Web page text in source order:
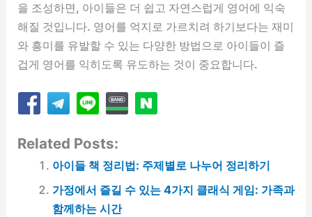
을 조성하면, 아이들은 더 쉽고 자연스럽게 영어에 익숙
해질 것입니다. 영어를 억지로 가르치려 하기보다는 재미
와 흥미를 유발할 수 있는 다양한 방법으로 아이들이 즐
겁게 영어를 익히도록 유도하는 것이 중요합니다.
Related Posts:
아이들 책 정리법: 주제별로 나누어 정리하기
가정에서 즐길 수 있는 4가지 클래식 게임: 가족과
함께하는 시간